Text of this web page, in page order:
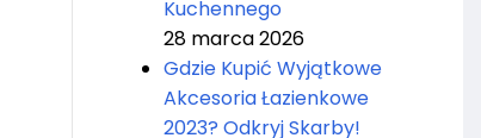
Kuchennego
28 marca 2026
Gdzie Kupić Wyjątkowe
Akcesoria Łazienkowe
2023? Odkryj Skarby!